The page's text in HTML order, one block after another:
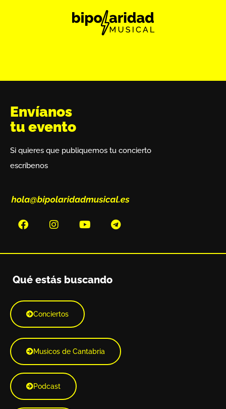
Envíanos
tu evento
Si quieres que publiquemos tu concierto
escríbenos
Qué estás buscando
Conciertos
Musicos de Cantabria
Podcast